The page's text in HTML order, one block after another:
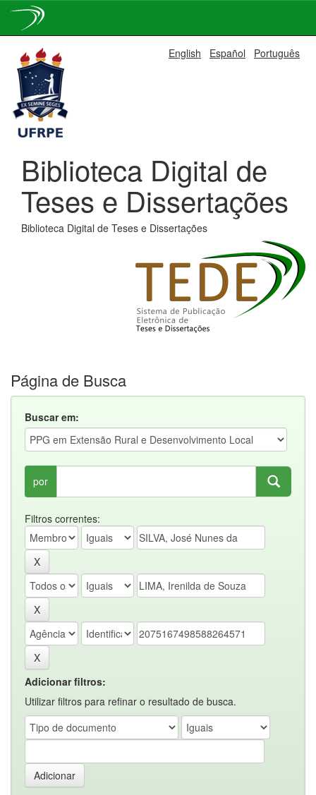
navigation
English Español Português
Biblioteca Digital de
Teses e Dissertações
Biblioteca Digital de Teses e Dissertações
Página de Busca
Buscar em:
por
Filtros correntes:
Adicionar filtros:
Utilizar filtros para refinar o resultado de busca.